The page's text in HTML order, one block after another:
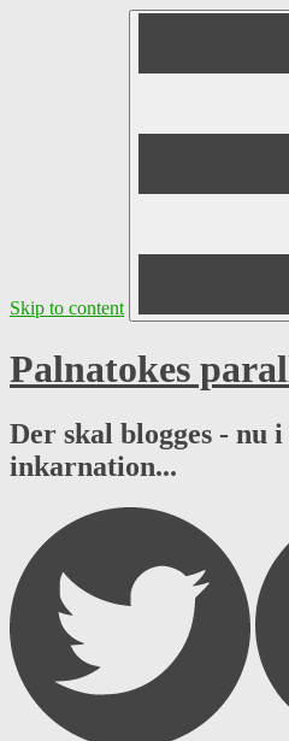
Skip to content
Palnatokes
Der skal blogges - nu
inkarnation...